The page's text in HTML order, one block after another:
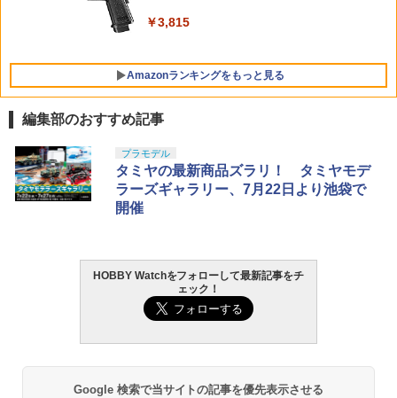
コンプリート 4種セット カプセルトイ】
レッサー 100(4582109582763) ライラク
￥3,620
セス On the Run シリーズ ブラインドボ
ックス フィギュア ガチャガチャ コレク
ション 塗装済み コレクター・誕生日・
新年のギフトに最適 (一個入り)
HGAW 機動新世紀ガンダムX ガンダムエ
￥3,782
￥3,815
Amazonランキングをもっと見る
1
LOCTITE(ロックタイト) シールはがし
プレミアム 220ml
GSIクレオス Mr.トップコート 水性プレ
ミアムトップコートスプレー 光沢 88ml
ホビー用仕上材 B601
￥748
編集部のおすすめ記事
プラモデル
タミヤの最新商品ズラリ！ タミヤモデ
ラーズギャラリー、7月22日より池袋で
開催
HOBBY Watchをフォローして最新記事をチ
ェック！
Google 検索で当サイトの記事を優先表示させる